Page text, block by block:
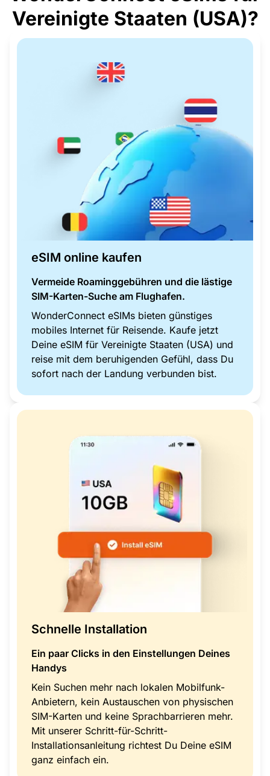
Vereinigte Staaten (USA)?
eSIM online kaufen
Vermeide Roaminggebühren und die lästige
SIM-Karten-Suche am Flughafen.
WonderConnect eSIMs bieten günstiges
mobiles Internet für Reisende. Kaufe jetzt
Deine eSIM für Vereinigte Staaten (USA) und
reise mit dem beruhigenden Gefühl, dass Du
sofort nach der Landung verbunden bist.
Schnelle Installation
Ein paar Clicks in den Einstellungen Deines
Handys
Kein Suchen mehr nach lokalen Mobilfunk-
Anbietern, kein Austauschen von physischen
SIM-Karten und keine Sprachbarrieren mehr.
Mit unserer Schritt-für-Schritt-
Installationsanleitung richtest Du Deine eSIM
ganz einfach ein.